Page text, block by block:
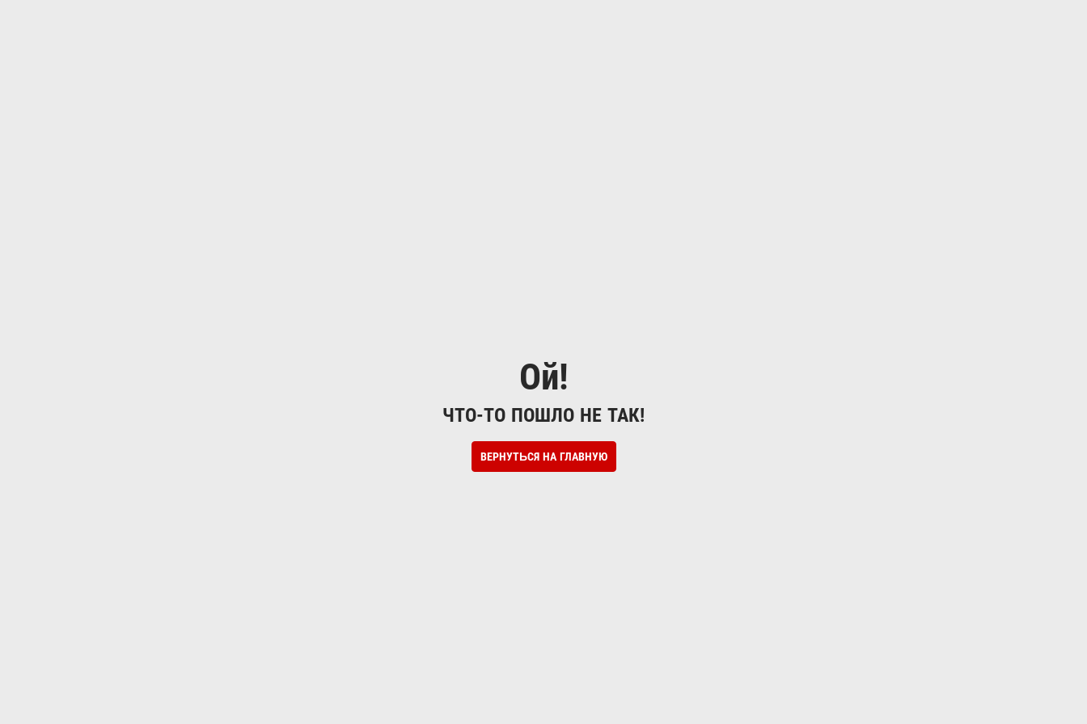
Ой!
ЧТО-ТО ПОШЛО НЕ ТАК!
ВЕРНУТЬСЯ НА ГЛАВНУЮ